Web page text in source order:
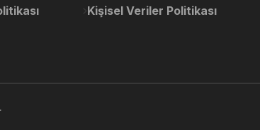
Kişisel Veriler Politikası